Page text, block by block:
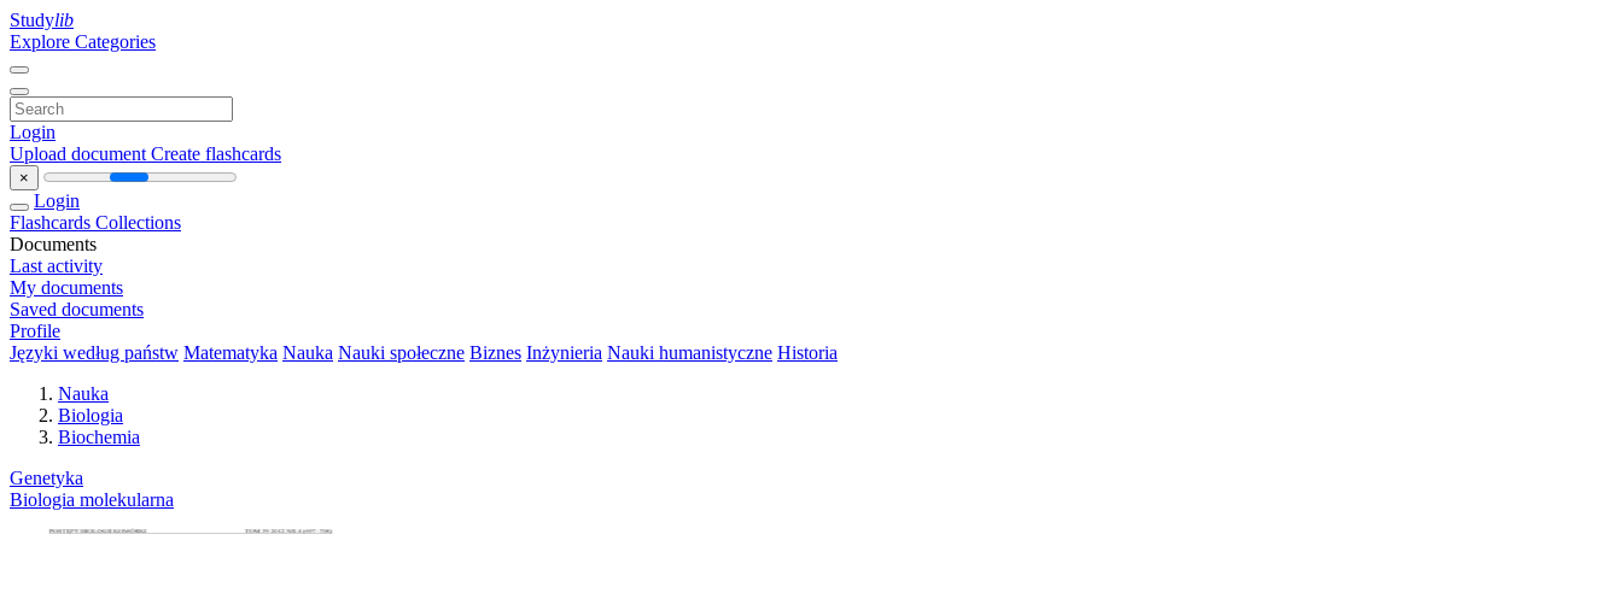
Studylib
Explore Categories
Login
Upload document Create flashcards
×
Login
Flashcards Collections
Documents
Last activity
My documents
Saved documents
Profile
Języki według państw Matematyka Nauka Nauki społeczne Biznes Inżynieria Nauki humanistyczne Historia
Nauka
Biologia
Biochemia
Genetyka
Biologia molekularna